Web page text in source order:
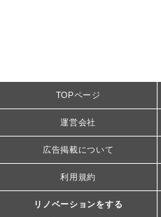
TOPページ
運営会社
広告掲載について
利用規約
リノベーションをする